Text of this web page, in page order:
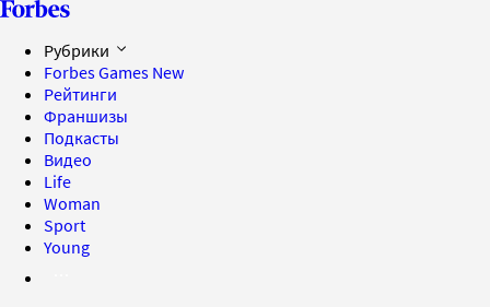
Рубрики
Forbes Games New
Рейтинги
Франшизы
Подкасты
Видео
Life
Woman
Sport
Young